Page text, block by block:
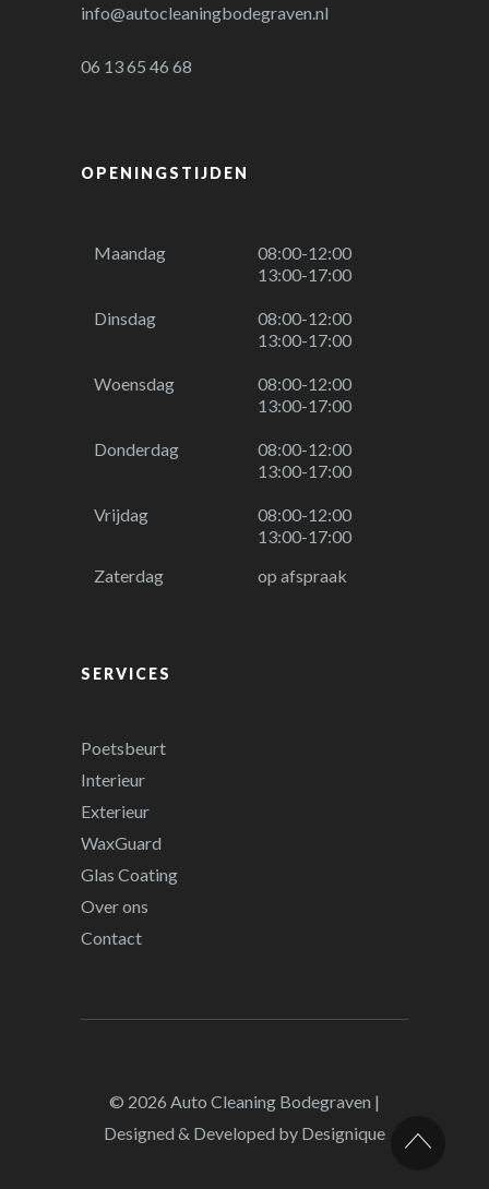
info@autocleaningbodegraven.nl
06 13 65 46 68
OPENINGSTIJDEN
Maandag
08:00-12:00
13:00-17:00
Dinsdag
08:00-12:00
13:00-17:00
Woensdag
08:00-12:00
13:00-17:00
Donderdag
08:00-12:00
13:00-17:00
Vrijdag
08:00-12:00
13:00-17:00
Zaterdag
op afspraak
SERVICES
Poetsbeurt
Interieur
Exterieur
WaxGuard
Glas Coating
Over ons
Contact
© 2026 Auto Cleaning Bodegraven |
Designed & Developed by Designique